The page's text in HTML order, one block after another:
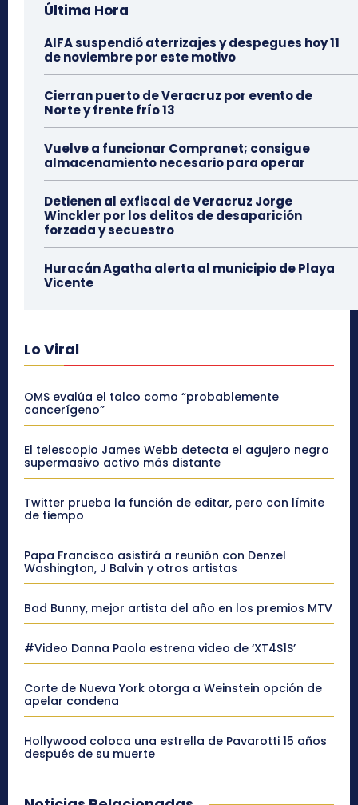
Última Hora
AIFA suspendió aterrizajes y despegues hoy 11
de noviembre por este motivo
Cierran puerto de Veracruz por evento de
Norte y frente frío 13
Vuelve a funcionar Compranet; consigue
almacenamiento necesario para operar
Detienen al exfiscal de Veracruz Jorge
Winckler por los delitos de desaparición
forzada y secuestro
Huracán Agatha alerta al municipio de Playa
Vicente
Lo Viral
OMS evalúa el talco como “probablemente
cancerígeno”
El telescopio James Webb detecta el agujero negro
supermasivo activo más distante
Twitter prueba la función de editar, pero con límite
de tiempo
Papa Francisco asistirá a reunión con Denzel
Washington, J Balvin y otros artistas
Bad Bunny, mejor artista del año en los premios MTV
#Video Danna Paola estrena video de ‘XT4S1S’
Corte de Nueva York otorga a Weinstein opción de
apelar condena
Hollywood coloca una estrella de Pavarotti 15 años
después de su muerte